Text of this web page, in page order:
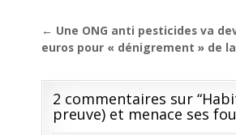
Navigation
de
l’article
← Une ONG anti pesticides va
euros pour « dénigrement » de
2 commentaires sur “
preuve) et menace ses